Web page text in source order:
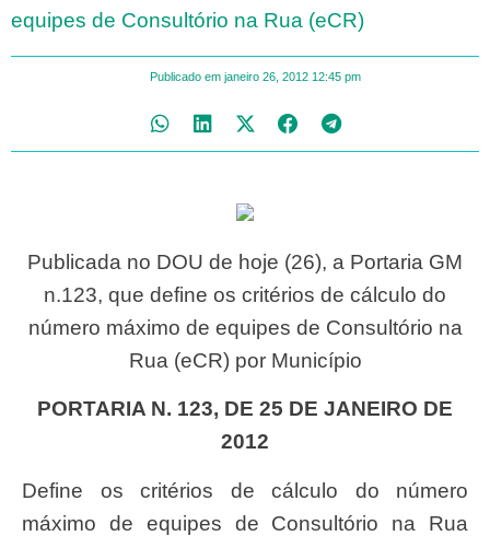
equipes de Consultório na Rua (eCR)
Publicado em janeiro 26, 2012 12:45 pm
Publicada no DOU de hoje (26), a Portaria GM
n.123, que define os critérios de cálculo do
número máximo de equipes de Consultório na
Rua (eCR) por Município
PORTARIA N. 123, DE 25 DE JANEIRO DE
2012
Define os critérios de cálculo do número
máximo de equipes de Consultório na Rua